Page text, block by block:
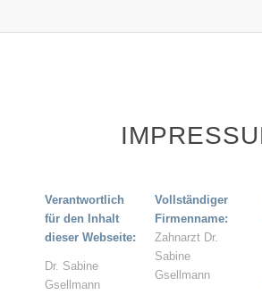
Verantwortlich
für den Inhalt
dieser Webseite:
Dr. Sabine
Gsellmann
Vollständiger
Firmenname:
Zahnarzt Dr.
Sabine
Gsellmann